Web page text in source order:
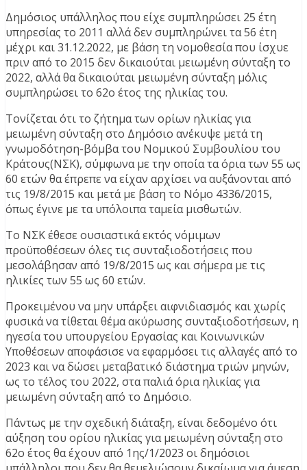
Δημόσιος υπάλληλος που είχε συμπληρώσει 25 έτη
υπηρεσίας το 2011 αλλά δεν συμπληρώνει τα 56 έτη
μέχρι και 31.12.2022, με βάση τη νομοθεσία που ίσχυε
πριν από το 2015 δεν δικαιούται μειωμένη σύνταξη το
2022, αλλά θα δικαιούται μειωμένη σύνταξη μόλις
συμπληρώσει το 62ο έτος της ηλικίας του.
Τονίζεται ότι το ζήτημα των ορίων ηλικίας για
μειωμένη σύνταξη στο Δημόσιο ανέκυψε μετά τη
γνωμοδότηση-βόμβα του Νομικού Συμβουλίου του
Κράτους(ΝΣΚ), σύμφωνα με την οποία τα όρια των 55 ως
60 ετών θα έπρεπε να είχαν αρχίσει να αυξάνονται από
τις 19/8/2015 και μετά με βάση το Νόμο 4336/2015,
όπως έγινε με τα υπόλοιπα ταμεία μισθωτών.
Το ΝΣΚ έθεσε ουσιαστικά εκτός νόμιμων
προϋποθέσεων όλες τις συνταξιοδοτήσεις που
μεσολάβησαν από 19/8/2015 ως και σήμερα με τις
ηλικίες των 55 ως 60 ετών.
Προκειμένου να μην υπάρξει αιφνιδιασμός και χωρίς
φυσικά να τίθεται θέμα ακύρωσης συνταξιοδοτήσεων, η
ηγεσία του υπουργείου Εργασίας και Κοινωνικών
Υποθέσεων αποφάσισε να εφαρμόσει τις αλλαγές από το
2023 και να δώσει μεταβατικό διάστημα τριών μηνών,
ως το τέλος του 2022, στα παλιά όρια ηλικίας για
μειωμένη σύνταξη από το Δημόσιο.
Πάντως με την σχεδική διάταξη, είναι δεδομένο ότι
αύξηση του ορίου ηλικίας για μειωμένη σύνταξη στο
62ο έτος θα έχουν από 1ης/1/2023 οι δημόσιοι